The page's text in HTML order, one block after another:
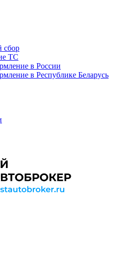
сбор
ТС
в России
в Республике Беларусь